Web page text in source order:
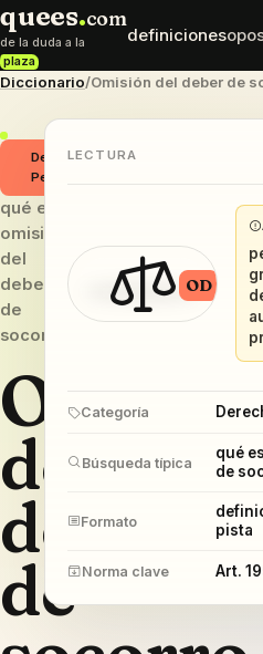
quees.com
de la duda a la
plaza
definiciones
Diccionario/Omisión del deber de
Derecho
Penal
qué es
omisión
del
deber
de
socorro
del
deber
de
LECTURA
OD
Categoría
Búsqueda típica
qué
de
Formato
pista
Norma clave Art.